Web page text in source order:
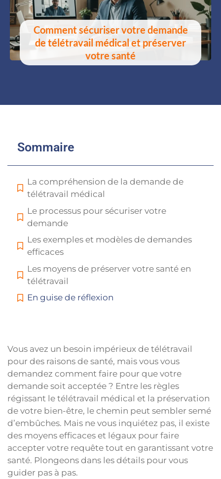
Comment sécuriser votre demande
de télétravail médical et préserver
votre santé
Sommaire
La compréhension de la demande de
télétravail médical
Le processus pour sécuriser votre
demande
Les exemples et modèles de demandes
efficaces
Les moyens de préserver votre santé en
télétravail
En guise de réflexion
Vous avez un besoin impérieux de télétravail
pour des raisons de santé, mais vous vous
demandez comment faire pour que votre
demande soit acceptée ? Entre les règles
régissant le télétravail médical et la préservation
de votre bien-être, le chemin peut sembler semé
d’embûches. Mais ne vous inquiétez pas, il existe
des moyens efficaces et légaux pour faire
accepter votre requête tout en garantissant votre
santé. Plongeons dans les détails pour vous
guider pas à pas.